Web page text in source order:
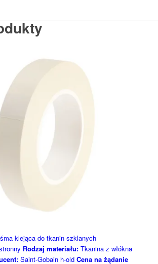
klejąca do tkanin szklanych
Rodzaj materiału:Tkanina z włókna
Saint-Gobain h-old Cena na żądanie